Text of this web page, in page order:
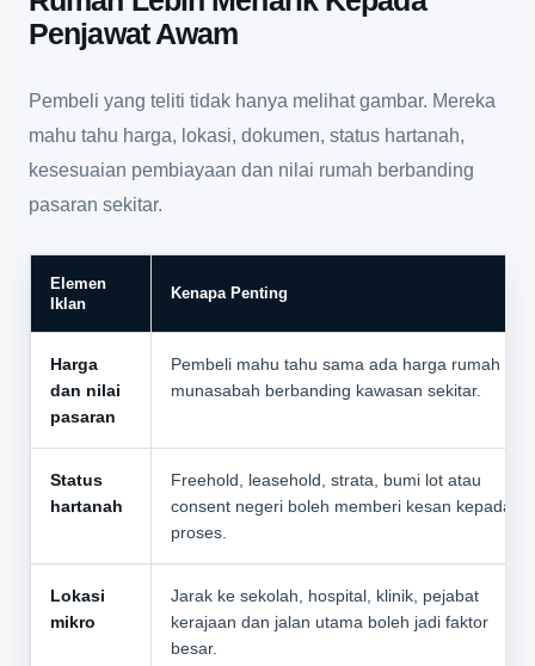
Penjawat Awam
Pembeli yang teliti tidak hanya melihat gambar. Mereka
mahu tahu harga, lokasi, dokumen, status hartanah,
kesesuaian pembiayaan dan nilai rumah berbanding
pasaran sekitar.
Elemen
Iklan
Kenapa Penting
Harga
dan nilai
pasaran
Pembeli mahu tahu sama ada harga rumah
munasabah berbanding kawasan sekitar.
Status
hartanah
Freehold, leasehold, strata, bumi lot atau
consent negeri boleh memberi kesan kepada
proses.
Lokasi
mikro
Jarak ke sekolah, hospital, klinik, pejabat
kerajaan dan jalan utama boleh jadi faktor
besar.